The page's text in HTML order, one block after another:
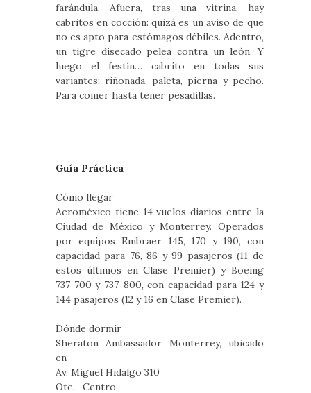
farándula. Afuera, tras una vitrina, hay
cabritos en cocción: quizá es un aviso de que
no es apto para estómagos débiles. Adentro,
un tigre disecado pelea contra un león. Y
luego el festín… cabrito en todas sus
variantes: riñonada, paleta, pierna y pecho.
Para comer hasta tener pesadillas.
Guía Práctica
Cómo llegar
Aeroméxico tiene 14 vuelos diarios entre la
Ciudad de México y Monterrey. Operados
por equipos Embraer 145, 170 y 190, con
capacidad para 76, 86 y 99 pasajeros (11 de
estos últimos en Clase Premier) y Boeing
737-700 y 737-800, con capacidad para 124 y
144 pasajeros (12 y 16 en Clase Premier).
Dónde dormir
Sheraton Ambassador Monterrey, ubicado
en
Av. Miguel Hidalgo 310
Ote., Centro